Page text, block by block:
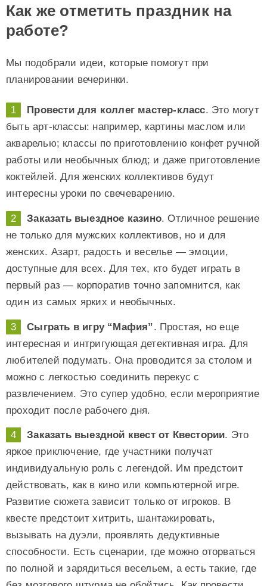
Как же отметить праздник на
работе?
Мы подобрали идеи, которые помогут при
планировании вечеринки.
Провести для коллег мастер-класс. Это могут
быть арт-классы: например, картины маслом или
акварелью; классы по приготовлению конфет ручной
работы или необычных блюд; и даже приготовление
коктейлей. Для женских коллективов будут
интересны уроки по свечеварению.
Заказать выездное казино. Отличное решение
не только для мужских коллективов, но и для
женских. Азарт, радость и веселье — эмоции,
доступные для всех. Для тех, кто будет играть в
первый раз — корпоратив точно запомнится, как
один из самых ярких и необычных.
Сыграть в игру “Мафия”. Простая, но еще
интересная и интригующая детективная игра. Для
любителей подумать. Она проводится за столом и
можно с легкостью соединить перекус с
развлечением. Это супер удобно, если мероприятие
проходит после рабочего дня.
Заказать выездной квест от Квестории. Это
яркое приключение, где участники получат
индивидуальную роль с легендой. Им предстоит
действовать, как в кино или компьютерной игре.
Развитие сюжета зависит только от игроков. В
квесте предстоит хитрить, шантажировать,
вызывать на дуэли, проявлять дедуктивные
способности. Есть сценарии, где можно оторваться
по полной и зарядиться весельем, а есть такие, где